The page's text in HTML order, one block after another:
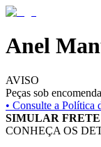
Anel
AVISO
Peças sob
• Consulte a Política
SIMULAR FRETE
CONHEÇA OS